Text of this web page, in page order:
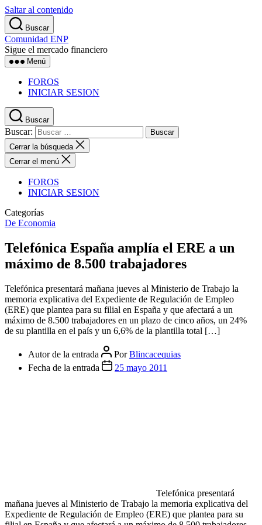
Saltar al contenido
Buscar
Comunidad ENP
Sigue el mercado financiero
Menú
FOROS
INICIAR SESION
Buscar
Buscar:
Cerrar la búsqueda
Cerrar el menú
FOROS
INICIAR SESION
Categorías
De Economia
Telefónica España amplía el ERE a un
máximo de 8.500 trabajadores
Telefónica presentará mañana jueves al Ministerio de Trabajo la
memoria explicativa del Expediente de Regulación de Empleo
(ERE) que plantea para su filial en España y que afectará a un
máximo de 8.500 trabajadores en un plazo de cinco años, un 24%
de su plantilla en el país y un 6,6% de la plantilla total […]
Autor de la entrada PorBlincacequias
Fecha de la entrada
25 mayo 2011
Telefónica presentará
mañana jueves al Ministerio de Trabajo la memoria explicativa del
Expediente de Regulación de Empleo (ERE) que plantea para su